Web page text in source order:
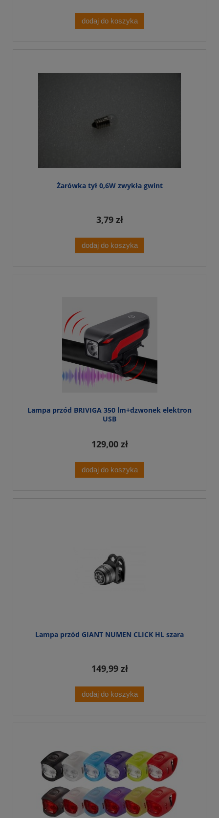
dodaj do koszyka
Żarówka tył 0,6W zwykła gwint
3,79 zł
dodaj do koszyka
Lampa przód BRIVIGA 350 lm+dzwonek elektron
USB
129,00 zł
dodaj do koszyka
Lampa przód GIANT NUMEN CLICK HL szara
149,99 zł
dodaj do koszyka